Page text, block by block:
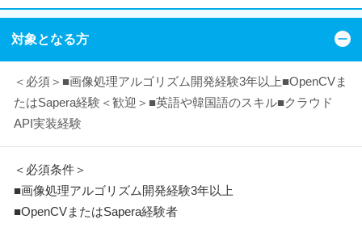
対象となる方
＜必須＞■画像処理アルゴリズム開発経験3年以上■OpenCVま
たはSapera経験＜歓迎＞■英語や韓国語のスキル■クラウド
API実装経験
＜必須条件＞
■画像処理アルゴリズム開発経験3年以上
■OpenCVまたはSapera経験者